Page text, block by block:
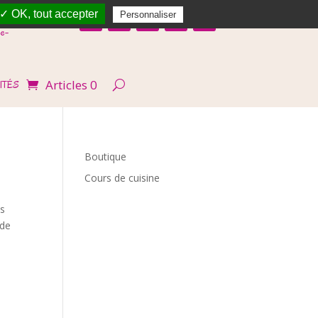
Articles 0
Boutique
Cours de cuisine
✓ OK, tout accepter Personnaliser